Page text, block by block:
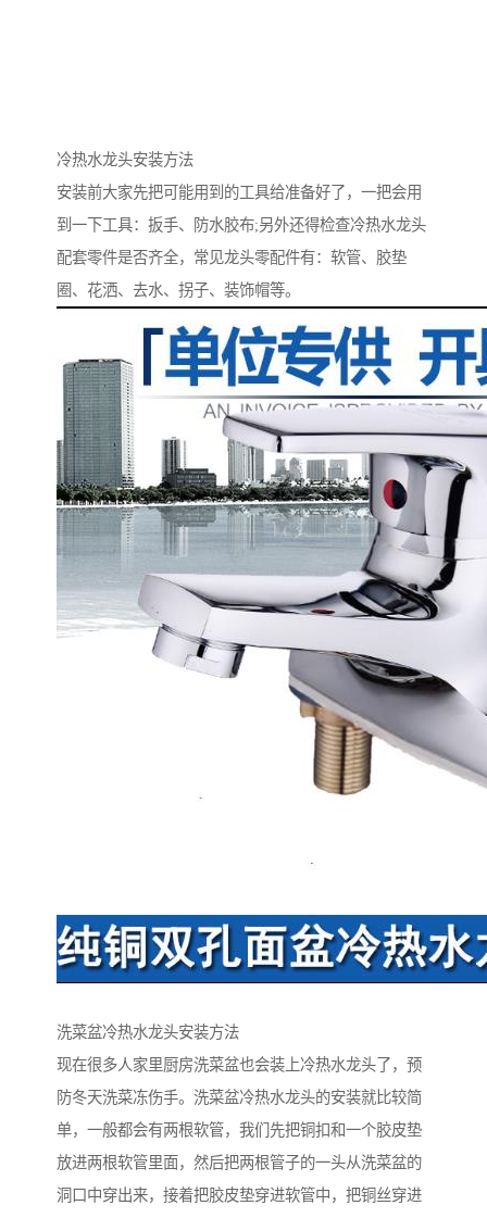
冷热水龙头安装方法
安装前大家先把可能用到的工具给准备好了，一把会用
到一下工具：扳手、防水胶布;另外还得检查冷热水龙头
配套零件是否齐全，常见龙头零配件有：软管、胶垫
圈、花洒、去水、拐子、装饰帽等。
洗菜盆冷热水龙头安装方法
现在很多人家里厨房洗菜盆也会装上冷热水龙头了，预
防冬天洗菜冻伤手。洗菜盆冷热水龙头的安装就比较简
单，一般都会有两根软管，我们先把铜扣和一个胶皮垫
放进两根软管里面，然后把两根管子的一头从洗菜盆的
洞口中穿出来，接着把胶皮垫穿进软管中，把铜丝穿进